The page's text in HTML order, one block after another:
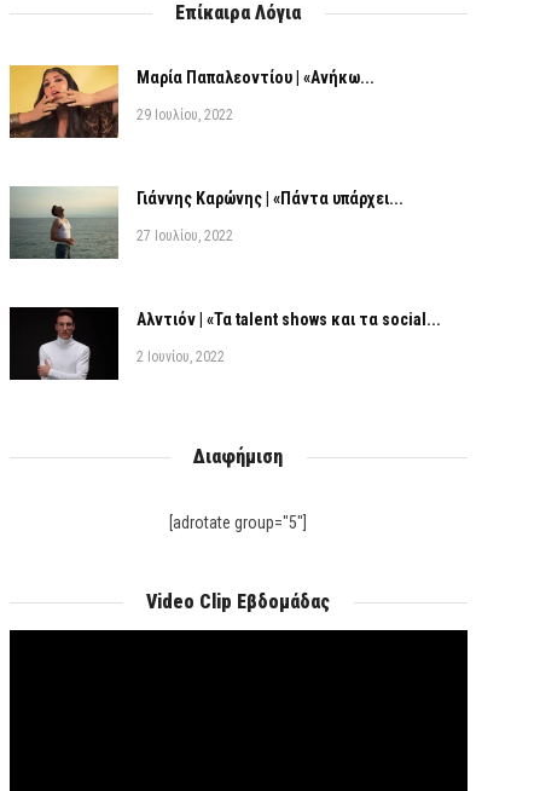
Επίκαιρα Λόγια
Μαρία Παπαλεοντίου | «Ανήκω...
29 Ιουλίου, 2022
Γιάννης Καρώνης | «Πάντα υπάρχει...
27 Ιουλίου, 2022
Αλντιόν | «Τα talent shows και τα social...
2 Ιουνίου, 2022
Διαφήμιση
[adrotate group="5"]
Video Clip Εβδομάδας